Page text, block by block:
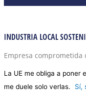
INDUSTRIA LOCAL
Empresa
La UE me obliga a poner
me duele solo verlas.
Sí,